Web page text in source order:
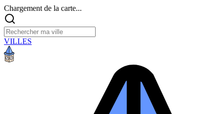
Chargement de la carte...
VILLES